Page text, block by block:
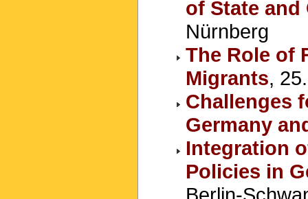
of State
Nürnberg
The Role of
Migrants,
Challenges
Germany
Integration
Policies in
Berlin-